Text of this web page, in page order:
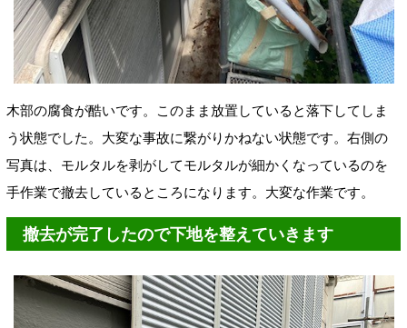
木部の腐食が酷いです。このまま放置していると落下してしま
う状態でした。大変な事故に繋がりかねない状態です。右側の
写真は、モルタルを剥がしてモルタルが細かくなっているのを
手作業で撤去しているところになります。大変な作業です。
撤去が完了したので下地を整えていきます